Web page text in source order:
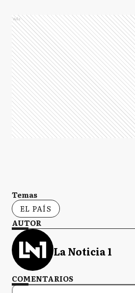
Ads
Temas
EL PAÍS
AUTOR
La Noticia 1
COMENTARIOS